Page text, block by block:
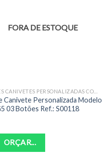
FORA DE ESTOQUE
Canivete Personalizada Modelo
03 Botões Ref.: S00118
ORÇAR...